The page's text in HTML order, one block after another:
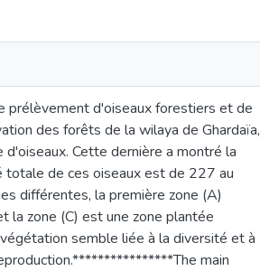
prélèvement d'oiseaux forestiers et de
des forêts de la wilaya de Ghardaïa,
Cette dernière a montré la
de ces oiseaux est de 227 au
différentes, la première zone (A)
la zone (C) est une zone plantée
semble liée à la diversité et à
main